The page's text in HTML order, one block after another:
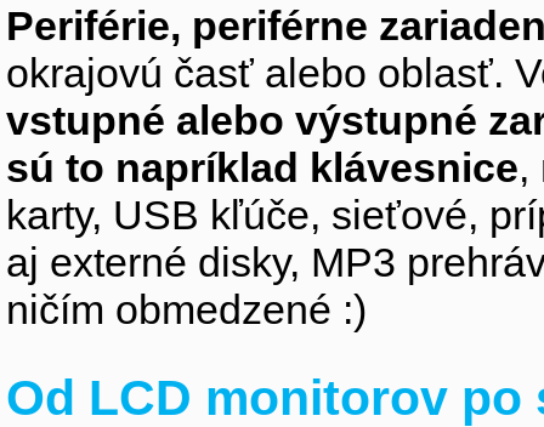
Periférie, periférne
okrajovú časť alebo oblasť.
vstupné alebo výstupné
sú to napríklad klávesnice,
karty, USB kľúče, sieťové,
aj externé disky, MP3
ničím obmedzené :)
Od LCD monitorov